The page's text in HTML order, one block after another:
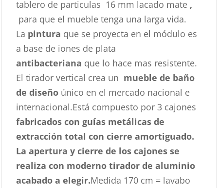
tablero de particulas 16 mm lacado mate ,
para que el mueble tenga una larga vida.
La pintura que se proyecta en el módulo es
a base de iones de plata
antibacteriana que lo hace mas resistente.
El tirador vertical crea un mueble de baño
de diseño único en el mercado nacional e
internacional.Está compuesto por 3 cajones
fabricados con guías metálicas de
extracción total con cierre amortiguado.
La apertura y cierre de los cajones se
realiza con moderno tirador de aluminio
acabado a elegir.Medida 170 cm = lavabo